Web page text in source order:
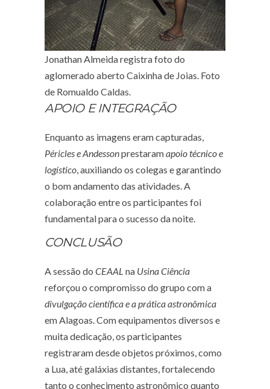
Jonathan Almeida registra foto do
aglomerado aberto Caixinha de Joias. Foto
de Romualdo Caldas.
APOIO E INTEGRAÇÃO
Enquanto as imagens eram capturadas,
Péricles e Andessonprestaramapoio técnico e
logístico, auxiliando os colegas e garantindo
o bom andamento das atividades. A
colaboração entre os participantes foi
fundamental para o sucesso da noite.
CONCLUSÃO
A sessão do CEAAL na Usina Ciência
reforçou o compromisso do grupo com a
divulgação científica e a prática astronômica
em Alagoas. Com equipamentos diversos e
muita dedicação, os participantes
registraram desde objetos próximos, como
a Lua, até galáxias distantes, fortalecendo
tanto o conhecimento astronômico quanto